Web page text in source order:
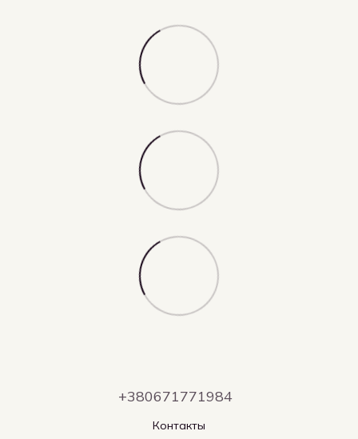
+380671771984
Контакты